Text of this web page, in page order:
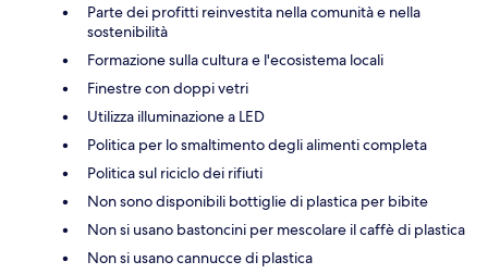
Parte dei profitti reinvestita nella comunità e nella
sostenibilità
Formazione sulla cultura e l'ecosistema locali
Finestre con doppi vetri
Utilizza illuminazione a LED
Politica per lo smaltimento degli alimenti completa
Politica sul riciclo dei rifiuti
Non sono disponibili bottiglie di plastica per bibite
Non si usano bastoncini per mescolare il caffè di plastica
Non si usano cannucce di plastica